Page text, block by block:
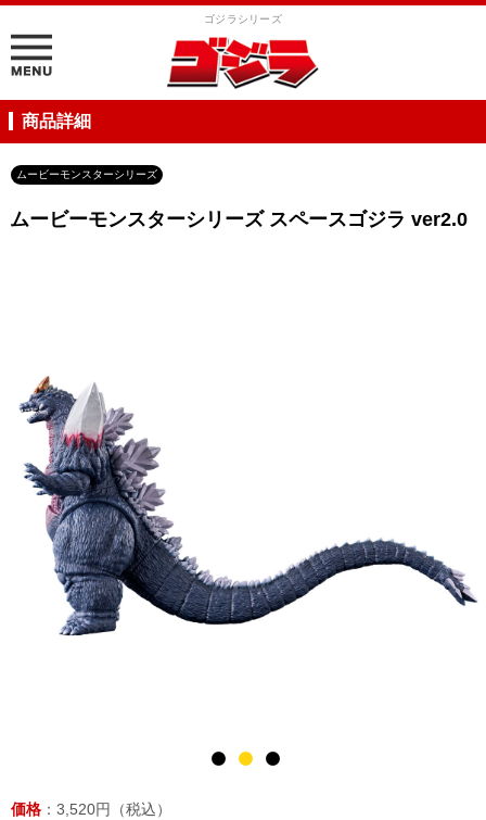
ゴジラシリーズ
商品詳細
ムービーモンスターシリーズ
ムービーモンスターシリーズ スペースゴジラ ver2.0
価格 ：3,520円（税込）